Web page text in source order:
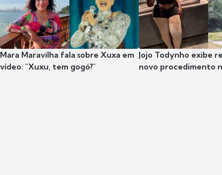
Mara Maravilha fala sobre Xuxa em
vídeo: "Xuxu, tem gogó?"
Jojo Todynho exibe
novo procedimento